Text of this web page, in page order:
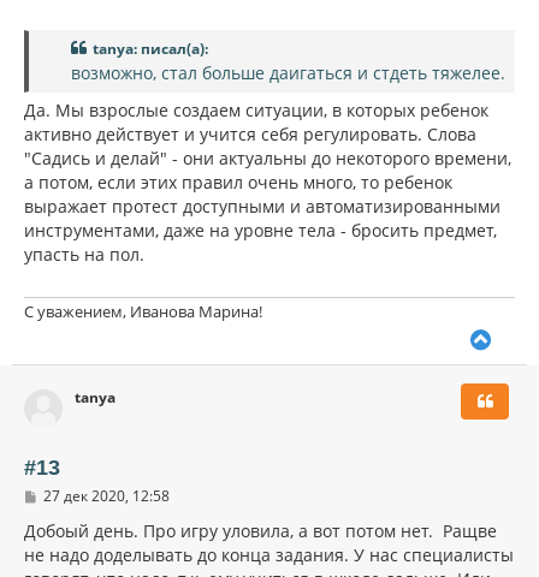
tanya: писал(а):
возможно, стал больше даигаться и стдеть тяжелее.
Да. Мы взрослые создаем ситуации, в которых ребенок
активно действует и учится себя регулировать. Слова
"Садись и делай" - они актуальны до некоторого времени,
а потом, если этих правил очень много, то ребенок
выражает протест доступными и автоматизированными
инструментами, даже на уровне тела - бросить предмет,
упасть на пол.
С уважением, Иванова Марина!
у
а
tanya
#13
С
о
щ
27 дек 2020, 12:58
Добоый день. Про игру уловила, а вот потом нет. Ращве
не надо доделывать до конца задания. У нас специалисты